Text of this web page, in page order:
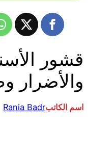
قشور
والأضرار
اسم الكاتبRania Badr